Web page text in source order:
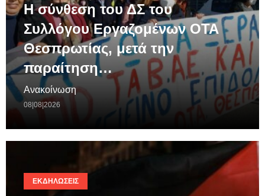
Η σύνθεση του ΔΣ του
Συλλόγου Εργαζομένων ΟΤΑ
Θεσπρωτίας, μετά την
παραίτηση…
Ανακοίνωση
08|08|2026
ΕΚΔΗΛΏΣΕΙΣ